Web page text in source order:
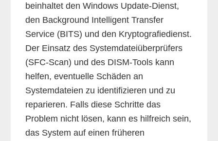
beinhaltet den Windows Update-Dienst,
den Background Intelligent Transfer
Service (BITS) und den Kryptografiedienst.
Der Einsatz des Systemdateiüberprüfers
(SFC-Scan) und des DISM-Tools kann
helfen, eventuelle Schäden an
Systemdateien zu identifizieren und zu
reparieren. Falls diese Schritte das
Problem nicht lösen, kann es hilfreich sein,
das System auf einen früheren